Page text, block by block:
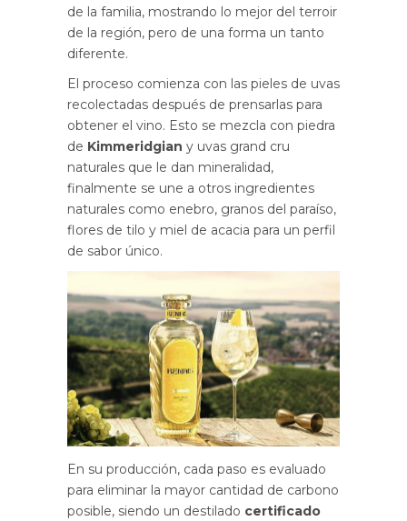
de la familia, mostrando lo mejor del terroir
de la región, pero de una forma un tanto
diferente.
El proceso comienza con las pieles de uvas
recolectadas después de prensarlas para
obtener el vino. Esto se mezcla con piedra
de Kimmeridgian y uvas grand cru
naturales que le dan mineralidad,
finalmente se une a otros ingredientes
naturales como enebro, granos del paraíso,
flores de tilo y miel de acacia para un perfil
de sabor único.
En su producción, cada paso es evaluado
para eliminar la mayor cantidad de carbono
posible, siendo un destilado certificado